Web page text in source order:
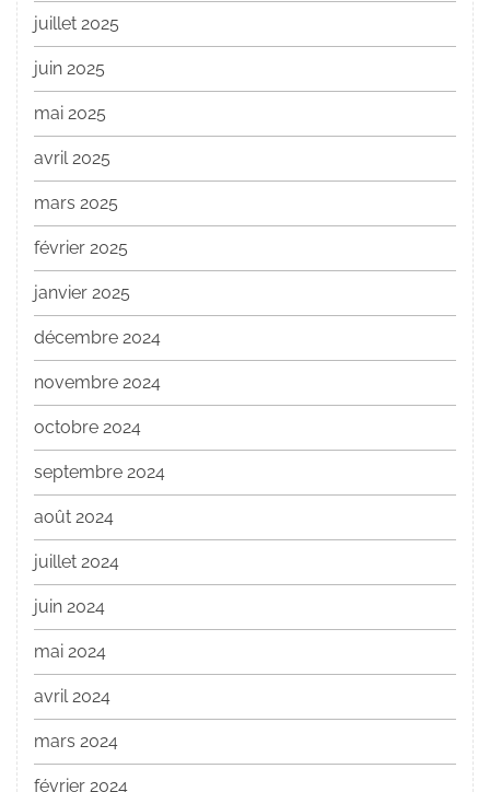
juillet 2025
juin 2025
mai 2025
avril 2025
mars 2025
février 2025
janvier 2025
décembre 2024
novembre 2024
octobre 2024
septembre 2024
août 2024
juillet 2024
juin 2024
mai 2024
avril 2024
mars 2024
février 2024